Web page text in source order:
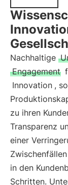
Nachhaltige
Engagement
Innovation ,
zu ihren
Transparenz
einer
in den
Schritten.